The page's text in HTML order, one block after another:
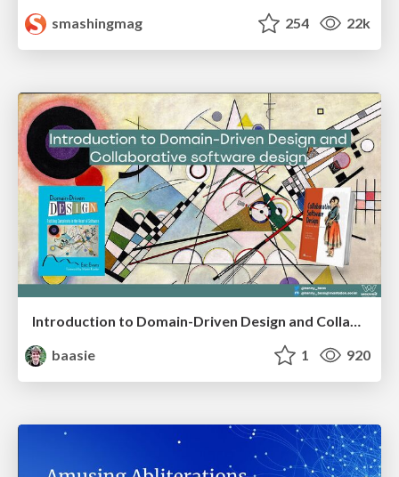
smashingmag
254 22k
baasie
1 920